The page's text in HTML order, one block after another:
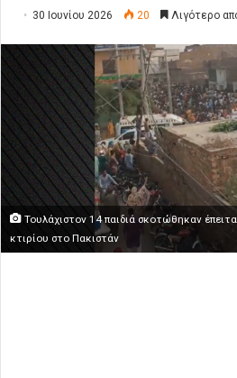
30 Ιουνίου 2026 20 Λιγότερο
Τουλάχιστον 14 παιδιά σκοτώθηκαν
κτιρίου στο Πακιστάν